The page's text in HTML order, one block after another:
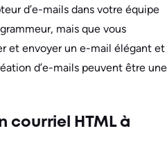
d’e-mails dans votre équipe
mais que vous
et envoyer un e-mail élégant et
d’e-mails peuvent être une
courriel HTML à